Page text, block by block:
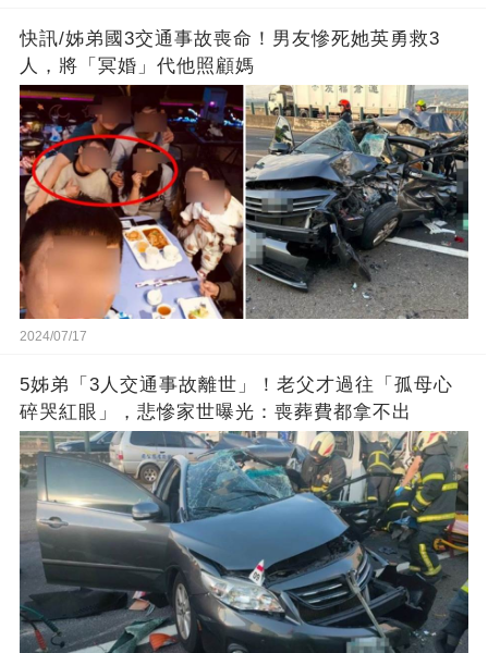
快訊/姊弟國3交通事故喪命！男友慘死她英勇救3
人，將「冥婚」代他照顧媽
2024/07/17
5姊弟「3人交通事故離世」！老父才過往「孤母心
碎哭紅眼」，悲慘家世曝光：喪葬費都拿不出